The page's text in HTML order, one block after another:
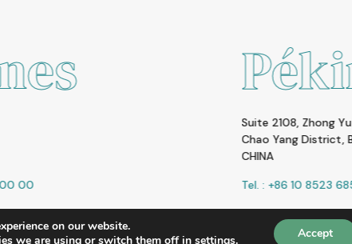
Pékin
Suite 2108, Zhong Yu Plaza A6 Gongti Bei Lu,
Chao Yang District, Beijing 100027
on our website.
we are using or switch them off insettings. Accept